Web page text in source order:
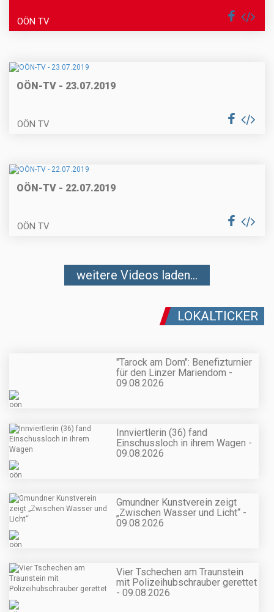
OÖN TV
OÖN-TV - 23.07.2019
OÖN TV
OÖN-TV - 22.07.2019
OÖN TV
weitere Videos laden...
LOKALTICKER
"Tarock am Dom": Benefizturnier
für den Linzer Mariendom -
09.08.2026
Innviertlerin (36) fand
Einschussloch in ihrem Wagen -
09.08.2026
Gmundner Kunstverein zeigt
„Zwischen Wasser und Licht“ -
09.08.2026
Vier Tschechen am Traunstein
mit Polizeihubschrauber gerettet
- 09.08.2026